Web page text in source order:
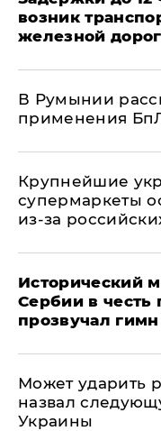
возник
железной
В Румынии
применения
Крупнейшие
супермаркеты
из-за
Исторический
Сербии в честь
прозвучал
Может ударить
назвал
Украины